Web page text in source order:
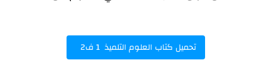
تحميل كتاب العلوم التلميذ 1 ف2